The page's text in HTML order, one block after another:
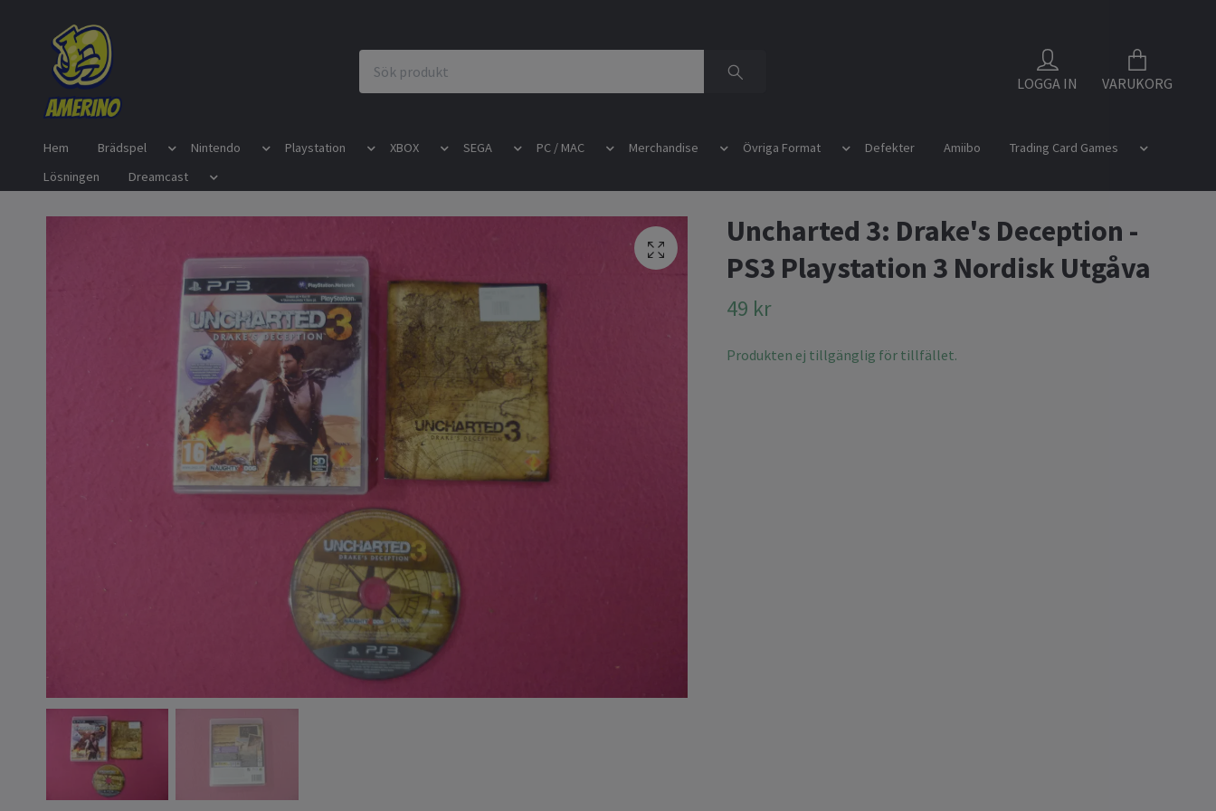
LOGGA IN VARUKORG
Hem Brädspel Nintendo Playstation XBOX SEGA PC / MAC Merchandise Övriga Format Defekter Amiibo
Trading Card Games
Lösningen
Dreamcast
Uncharted 3: Drake's Deception -
PS3 Playstation 3 Nordisk Utgåva
49 kr
Produkten ej tillgänglig för tillfället.